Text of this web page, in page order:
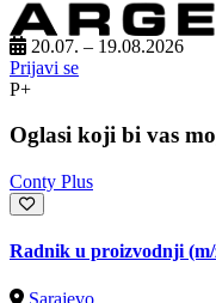
20.07. – 19.08.2026
Prijavi se
P+
Oglasi koji bi vas
Conty Plus
Radnik u proizvodnji
Sarajevo